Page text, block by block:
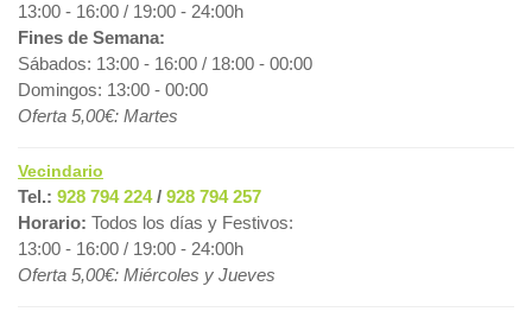
13:00 - 16:00 / 19:00 - 24:00h
Fines de Semana:
Sábados: 13:00 - 16:00 / 18:00 - 00:00
Domingos: 13:00 - 00:00
Oferta 5,00€: Martes
Vecindario
Tel.: 928 794 224/ 928 794 257
Horario: Todos los días y Festivos:
13:00 - 16:00 / 19:00 - 24:00h
Oferta 5,00€: Miércoles y Jueves